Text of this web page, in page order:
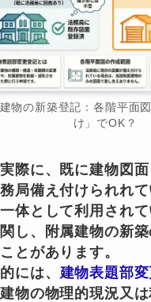
物の新築登記：各階平面
け」でOK？
際に、既に建物図
局備え付けられれ
体として利用され
し、附属建物の新
とがあります。
には、 建物表題部
物の物理的現況又